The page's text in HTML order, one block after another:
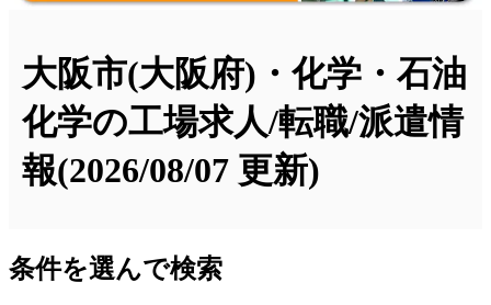
大阪市(大阪府)・化学・石油
化学の工場求人/転職/派遣情
報(2026/08/07 更新)
条件を選んで検索